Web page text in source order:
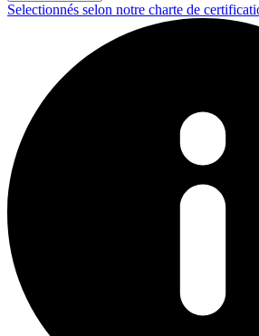
Selectionnés selon notre charte de